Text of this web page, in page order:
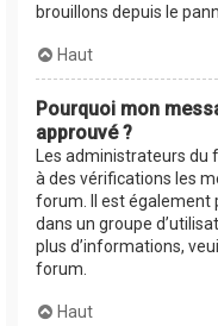
brouillons depuis le
Haut
Pourquoi mon
approuvé ?
Les administrateurs
à des vérifications les
forum. Il est également
dans un groupe
plus d’informations,
forum.
Haut